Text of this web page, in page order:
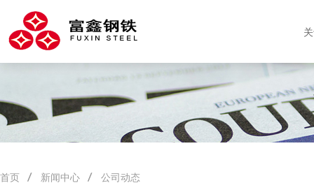
首页 新闻中心 公司动态